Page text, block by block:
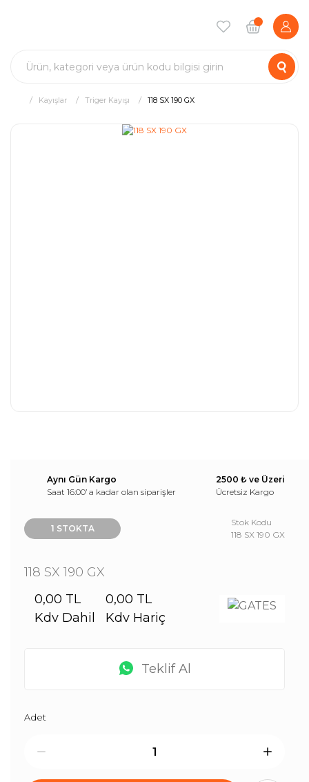
Kayışlar Triger Kayışı 118 SX 190 GX
Aynı Gün Kargo
Saat 16:00’ a kadar olan siparişler
2500 ₺ ve Üzeri
Ücretsiz Kargo
1 STOKTA
Stok Kodu
118 SX 190 GX
118 SX 190 GX
0,00 TL
Kdv Dahil
0,00 TL
Kdv Hariç
Teklif Al
Adet